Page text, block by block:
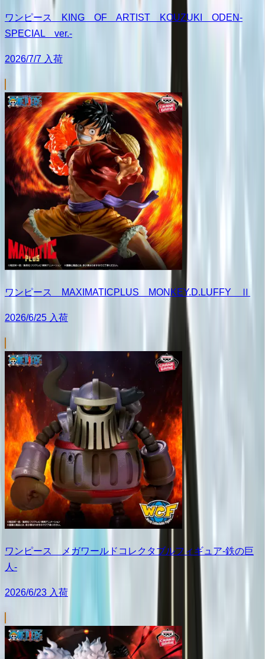
ワンピース KING OF ARTIST KOUZUKI ODEN-
SPECIAL ver.-
2026/7/7 入荷
ワンピース MAXIMATICPLUS MONKEY.D.LUFFY Ⅱ
2026/6/25 入荷
ワンピース メガワールドコレクタブルフィギュア-鉄の巨
人-
2026/6/23 入荷